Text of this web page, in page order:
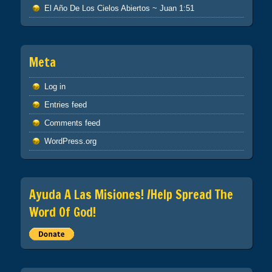
El Año De Los Cielos Abiertos ~ Juan 1:51
Meta
Log in
Entries feed
Comments feed
WordPress.org
Ayuda A Las Misiones! /Help Spread The
Word Of God!